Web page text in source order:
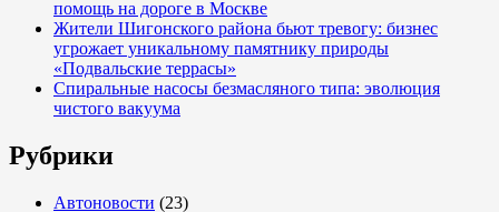
помощь на дороге в Москве
Жители Шигонского района бьют тревогу: бизнес
угрожает уникальному памятнику природы
«Подвальские террасы»
Спиральные насосы безмасляного типа: эволюция
чистого вакуума
Рубрики
Автоновости (23)